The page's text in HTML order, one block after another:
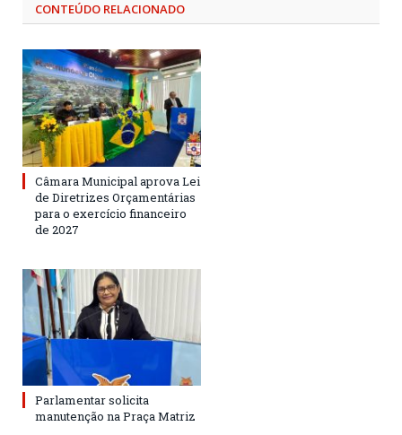
CONTEÚDO RELACIONADO
Câmara Municipal aprova Lei
de Diretrizes Orçamentárias
para o exercício financeiro
de 2027
Parlamentar solicita
manutenção na Praça Matriz